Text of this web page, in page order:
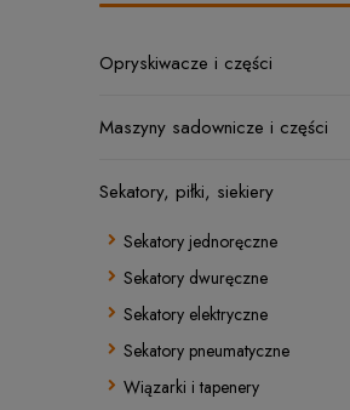
Opryskiwacze i części
Maszyny sadownicze i części
Sekatory, piłki, siekiery
Sekatory jednoręczne
Sekatory dwuręczne
Sekatory elektryczne
Sekatory pneumatyczne
Wiązarki i tapenery